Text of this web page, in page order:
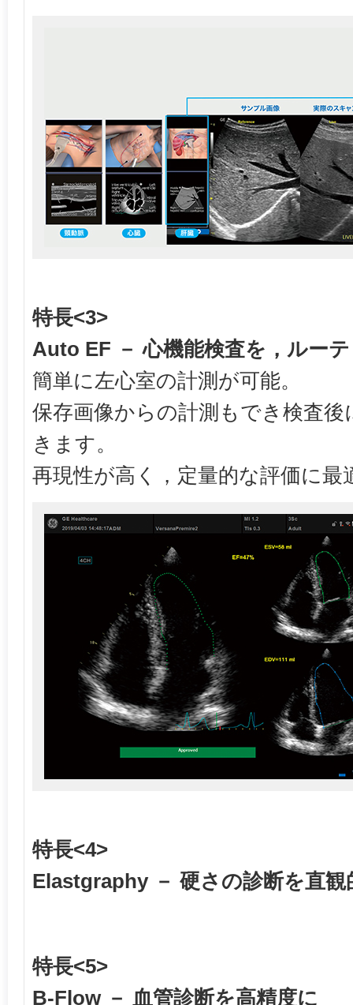
特長<3>
Auto EF － 心機能検査を，ルー
簡単に左心室の計測が可能。
保存画像からの計測もでき検査
きます。
再現性が高く，定量的な評価に最
特長<4>
Elastgraphy － 硬さの診断を直観
特長<5>
B-Flow － 血管診断を高精度に